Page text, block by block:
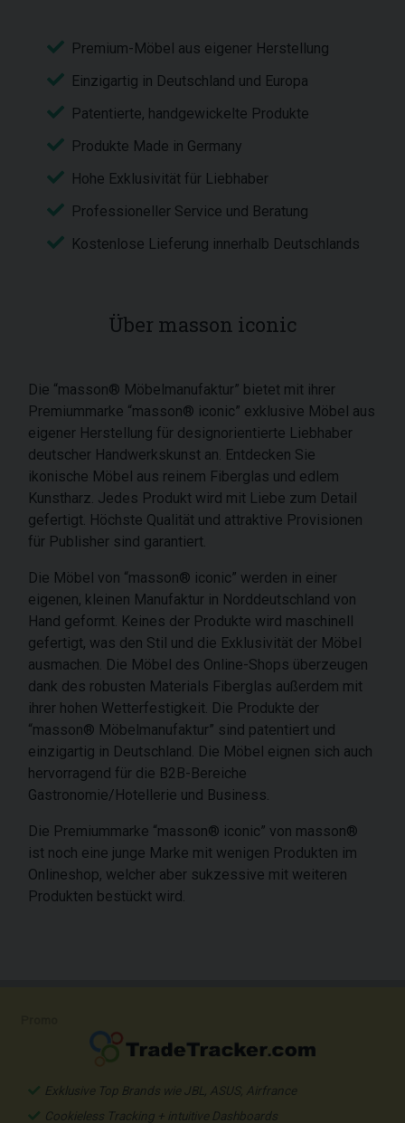
Premium-Möbel aus eigener Herstellung
Einzigartig in Deutschland und Europa
Patentierte, handgewickelte Produkte
Produkte Made in Germany
Hohe Exklusivität für Liebhaber
Professioneller Service und Beratung
Kostenlose Lieferung innerhalb Deutschlands
Über masson iconic
Die “masson® Möbelmanufaktur” bietet mit ihrer
Premiummarke “masson® iconic” exklusive Möbel aus
eigener Herstellung für designorientierte Liebhaber
deutscher Handwerkskunst an. Entdecken Sie
ikonische Möbel aus reinem Fiberglas und edlem
Kunstharz. Jedes Produkt wird mit Liebe zum Detail
gefertigt. Höchste Qualität und attraktive Provisionen
für Publisher sind garantiert.
Die Möbel von “masson® iconic” werden in einer
eigenen, kleinen Manufaktur in Norddeutschland von
Hand geformt. Keines der Produkte wird maschinell
gefertigt, was den Stil und die Exklusivität der Möbel
ausmachen. Die Möbel des Online-Shops überzeugen
dank des robusten Materials Fiberglas außerdem mit
ihrer hohen Wetterfestigkeit. Die Produkte der
“masson® Möbelmanufaktur” sind patentiert und
einzigartig in Deutschland. Die Möbel eignen sich auch
hervorragend für die B2B-Bereiche
Gastronomie/Hotellerie und Business.
Die Premiummarke “masson® iconic” von masson®
ist noch eine junge Marke mit wenigen Produkten im
Onlineshop, welcher aber sukzessive mit weiteren
Produkten bestückt wird.
Exklusive Top Brands wie JBL, ASUS, Airfrance
Cookieless Tracking + intuitive Dashboards